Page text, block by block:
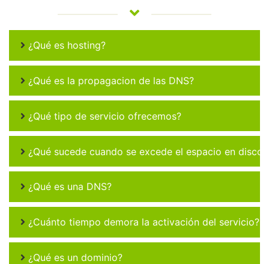
¿Qué es hosting?
¿Qué es la propagacion de las DNS?
¿Qué tipo de servicio ofrecemos?
¿Qué sucede cuando se excede el espacio en disco
¿Qué es una DNS?
¿Cuánto tiempo demora la activación del servicio?
¿Qué es un dominio?